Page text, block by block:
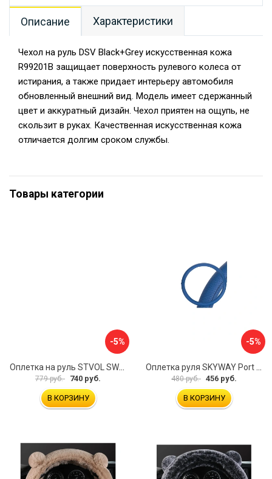
Описание Характеристики
Чехол на руль DSV Black+Grey искусственная кожа
R99201B защищает поверхность рулевого колеса от
истирания, а также придает интерьеру автомобиля
обновленный внешний вид. Модель имеет сдержанный
цвет и аккуратный дизайн. Чехол приятен на ощупь, не
скользит в руках. Качественная искусственная кожа
отличается долгим сроком службы.
Товары категории
-5%
779 руб. 740 руб.
В КОРЗИНУ
-5%
480 руб. 456 руб.
В КОРЗИНУ